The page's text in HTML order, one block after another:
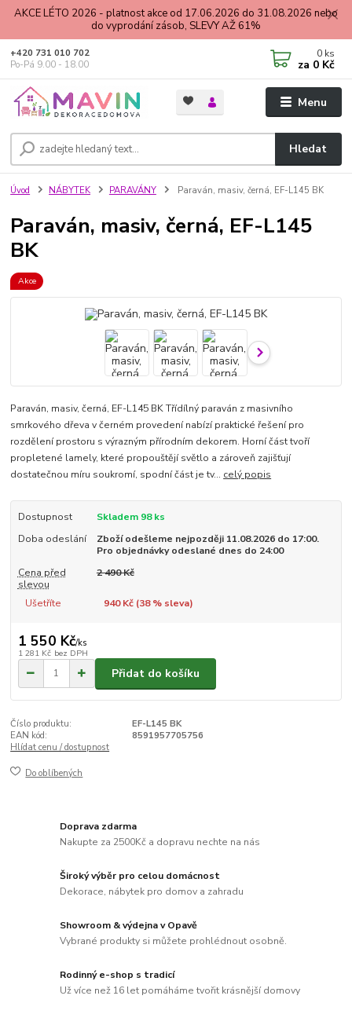
AKCE LÉTO 2026 - platnost akce od 17.06.2026 do 31.08.2026 nebo
do vyprodání zásob, SLEVY AŽ 61%
Menu
Hledat
+420 731 010 702
Po-Pá 9.00 - 18.00
0 ks
za 0 Kč
Úvod NÁBYTEK PARAVÁNY Paraván, masiv, černá, EF-L145 BK
Paraván, masiv, černá, EF-L145
BK
Akce
Paraván, masiv, černá, EF-L145 BK Třídílný paraván z masivního
smrkového dřeva v černém provedení nabízí praktické řešení pro
rozdělení prostoru s výrazným přírodním dekorem. Horní část tvoří
propletené lamely, které propouštějí světlo a zároveň zajišťují
dostatečnou míru soukromí, spodní část je tv... celý popis
Dostupnost
Skladem 98 ks
Doba odeslání
Zboží odešleme nejpozději 11.08.2026 do 17:00.
Pro objednávky odeslané dnes do 24:00
Cena před
slevou
2 490 Kč
Ušetříte 940 Kč (38% sleva)
1 550 Kč/ks
1 281 Kč bez DPH
Přidat do košíku
Číslo produktu:
EF-L145 BK
EAN kód:
8591957705756
Hlídat cenu / dostupnost
Do oblíbených
Doprava zdarma
Nakupte za 2500Kč a dopravu nechte na nás
Široký výběr pro celou domácnost
Dekorace, nábytek pro domov a zahradu
Showroom & výdejna v Opavě
Vybrané produkty si můžete prohlédnout osobně.
Rodinný e-shop s tradicí
Už více než 16 let pomáháme tvořit krásnější domovy